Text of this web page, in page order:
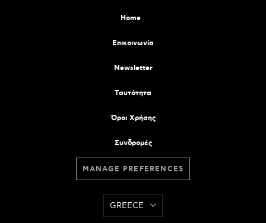
Home
Επικοινωνία
Newsletter
Tαυτότητα
Όροι Χρήσης
Συνδρομές
MANAGE PREFERENCES
GREECE